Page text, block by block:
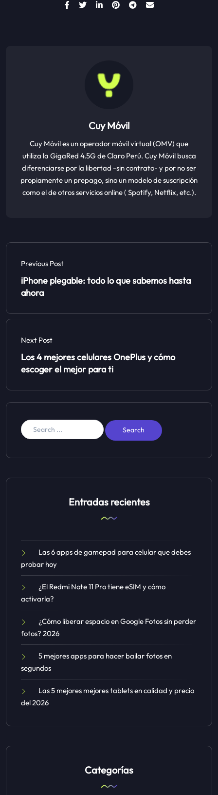
Cuy Móvil
Cuy Móvil es un operador móvil virtual (OMV) que
utiliza la GigaRed 4.5G de Claro Perú. Cuy Móvil busca
diferenciarse por la libertad -sin contrato- y por no ser
propiamente un prepago, sino un modelo de suscripción
como el de otros servicios online ( Spotify, Netflix, etc.).
Previous Post
iPhone plegable: todo lo que sabemos hasta
ahora
Next Post
Los 4 mejores celulares OnePlus y cómo
escoger el mejor para ti
Entradas recientes
Las 6 apps de gamepad para celular que debes
probar hoy
¿El Redmi Note 11 Pro tiene eSIM y cómo
activarla?
¿Cómo liberar espacio en Google Fotos sin perder
fotos? 2026
5 mejores apps para hacer bailar fotos en
segundos
Las 5 mejores mejores tablets en calidad y precio
del 2026
Categorías